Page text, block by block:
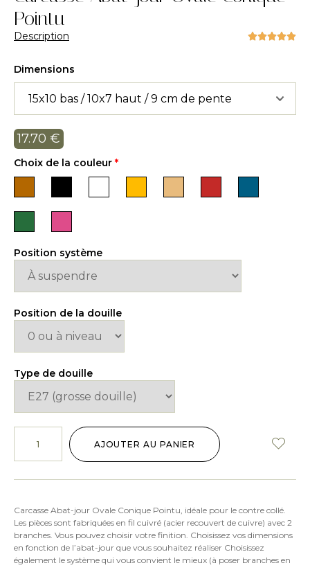
Pointu
Description 
Dimensions
17.70 €
Choix de la couleur *
Position système
Position de la douille
Type de douille
AJOUTER AU PANIER
Carcasse Abat-jour Ovale Conique Pointu, idéale pour le contre collé.
Les pièces sont fabriquées en fil cuivré (acier recouvert de cuivre) avec 2
branches. Vous pouvez choisir votre finition. Choisissez vos dimensions
en fonction de l’abat-jour que vous souhaitez réaliser Choisissez
également le système qui vous convient le mieux (à poser branches en